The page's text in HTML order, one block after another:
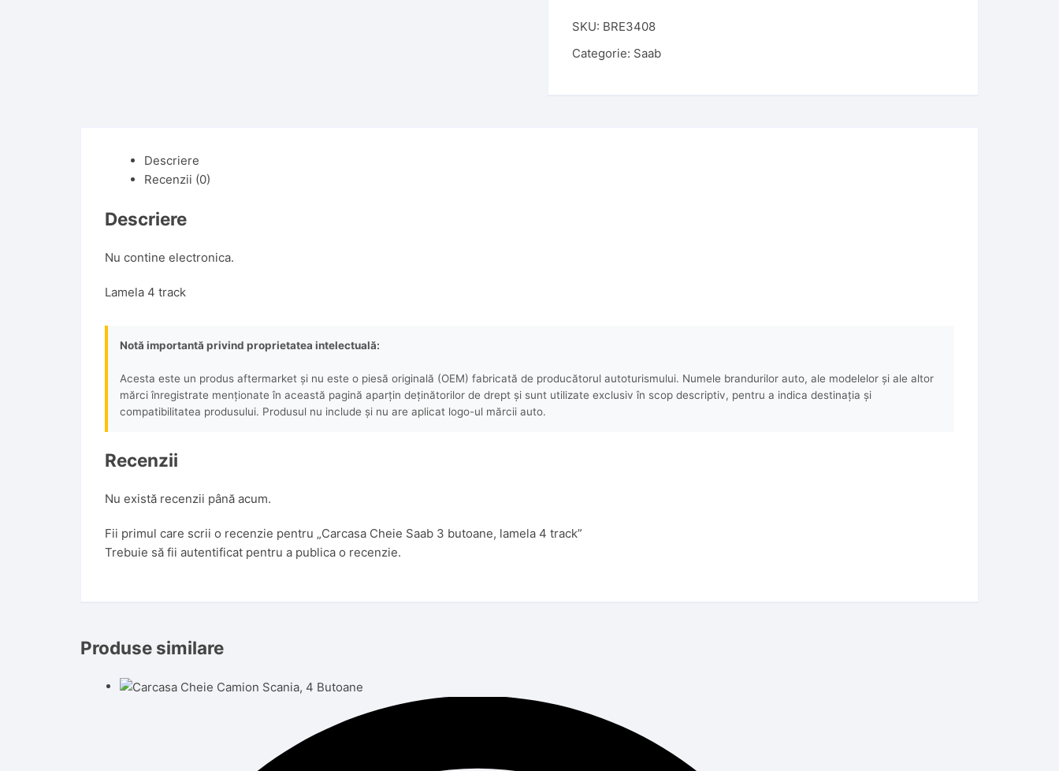
SKU: BRE3408
Categorie: Saab
Descriere
Recenzii (0)
Descriere
Nu contine electronica.
Lamela 4 track
Notă importantă privind proprietatea intelectuală:
Acesta este un produs aftermarket și nu este o piesă originală (OEM) fabricată de producătorul autoturismului. Numele brandurilor auto, ale modelelor și ale altor
mărci înregistrate menționate în această pagină aparțin deținătorilor de drept și sunt utilizate exclusiv în scop descriptiv, pentru a indica destinația și
compatibilitatea produsului. Produsul nu include și nu are aplicat logo-ul mărcii auto.
Recenzii
Nu există recenzii până acum.
Fii primul care scrii o recenzie pentru „Carcasa Cheie Saab 3 butoane, lamela 4 track”
Trebuie să fii autentificat pentru a publica o recenzie.
Produse similare